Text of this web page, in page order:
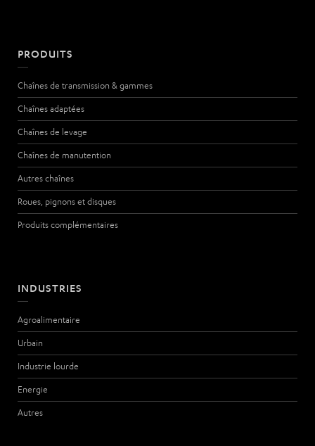
PRODUITS
Chaînes de transmission & gammes
Chaînes adaptées
Chaînes de levage
Chaînes de manutention
Autres chaînes
Roues, pignons et disques
Produits complémentaires
INDUSTRIES
Agroalimentaire
Urbain
Industrie lourde
Energie
Autres